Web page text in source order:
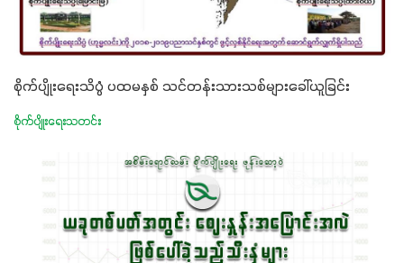
စိုက်ပျိုးရေးသိပ္ပံ ပထမနှစ် သင်တန်းသားသစ်များခေါ်ယူခြင်း
စိုက်ပျိုးရေးသတင်း